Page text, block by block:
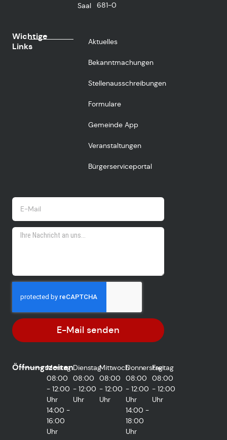
Saal
681-0
Wichtige
Links
Aktuelles
Bekanntmachungen
Stellenausschreibungen
Formulare
Gemeinde App
Veranstaltungen
Bürgerserviceportal
E-Mail senden
Öffnungszeiten
Montag
08:00
- 12:00
Uhr
14:00 -
16:00
Uhr
Dienstag
08:00
- 12:00
Uhr
Mittwoch
08:00
- 12:00
Uhr
Donnerstag
08:00
- 12:00
Uhr
14:00 -
18:00
Uhr
Freitag
08:00
- 12:00
Uhr